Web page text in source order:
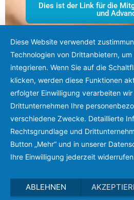
Renate
Dies ist der Link für die
und
Hie kommst du zu
Diese Website verwendet
Technologien von Drittanbietern,
integrieren. Wenn Sie auf die
klicken, werden diese Funktionen
erfolgter Einwilligung verarbeiten
Drittunternehmen Ihre
verschiedene Zwecke. Detaillierte
Rechtsgrundlage und
Button „Mehr“ und in unserer
Ihre Einwilligung jederzeit
ABLEHNEN